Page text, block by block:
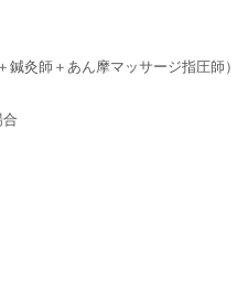
鍼灸師＋あん摩マッサージ指圧師）